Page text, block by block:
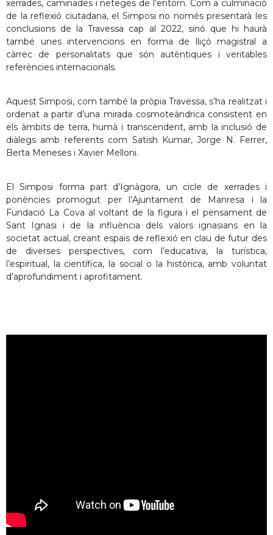
xerrades, caminades i neteges de l’entorn. Com a culminació
de la reflexió ciutadana, el Simposi no només presentarà les
conclusions de la Travessa cap al 2022, sinó que hi haurà
també unes intervencions en forma de lliçó magistral a
càrrec de personalitats que són autèntiques i veritables
referències internacionals.
Aquest Simposi, com també la pròpia Travessa, s’ha realitzat i
ordenat a partir d’una mirada cosmoteàndrica consistent en
els àmbits de terra, humà i transcendent, amb la inclusió de
diàlegs amb referents com Satish Kumar, Jorge N. Ferrer,
Berta Meneses i Xavier Melloni.
El Simposi forma part d’Ignàgora, un cicle de xerrades i
ponències promogut per l’Ajuntament de Manresa i la
Fundació La Cova al voltant de la figura i el pensament de
Sant Ignasi i de la influència dels valors ignasians en la
societat actual, creant espais de reflexió en clau de futur des
de diverses perspectives, com l’educativa, la turística,
l’espiritual, la científica, la social o la històrica, amb voluntat
d’aprofundiment i aprofitament.